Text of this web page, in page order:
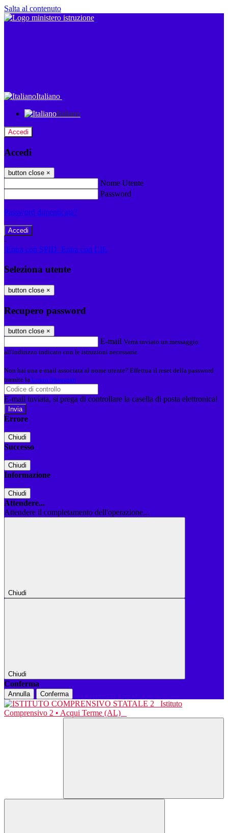
Salta al contenuto
Italiano
Italiano
Accedi
Accedi
button close ×
Nome Utente
Password
Password dimenticata?
-
Entra con SPID Entra con CIE
Seleziona utente
button close ×
Recupero password
button close ×
E-mail Verrà inviato un messaggio
all'indirizzo indicato con le istruzioni necessarie.
Non hai una e-mail associata al nome utente? Effettua il reset della password
tramite la Login Spaggiari
E-mail inviata, si prega di controllare la casella di posta elettronica!
Errore
Chiudi
Successo
Chiudi
Informazione
Chiudi
Attendere...
Attendere il completamento dell'operazione...
Chiudi
Chiudi
Conferma
Annulla Conferma
Istituto
Comprensivo 2 • Acqui Terme (AL)